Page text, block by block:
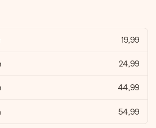
19,99
24,99
44,99
54,99